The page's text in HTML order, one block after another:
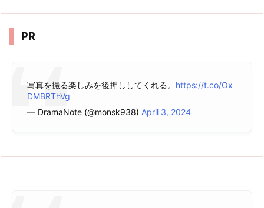
イ
PR
写真を撮る楽しみを後押ししてくれる。 https://t.co/Ox
DMBRThVg
— DramaNote (@monsk938) April 3, 2024